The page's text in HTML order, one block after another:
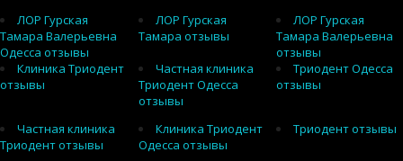
ЛОР Гурская
Тамара Валерьевна
Одесса отзывы
ЛОР Гурская
Тамара отзывы
ЛОР Гурская
Тамара Валерьевна
отзывы
Клиника Триодент
отзывы
Частная клиника
Триодент Одесса
отзывы
Триодент Одесса
отзывы
Частная клиника
Триодент отзывы
Клиника Триодент
Одесса отзывы
Триодент отзывы